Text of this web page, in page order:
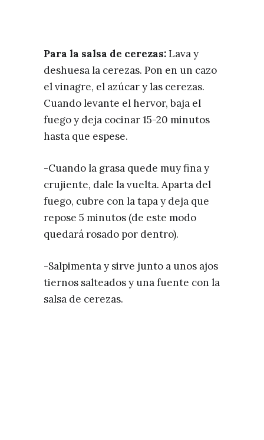
Para la salsa de cerezas:Lava y
deshuesa la cerezas. Pon en un cazo
el vinagre, el azúcar y las cerezas.
Cuando levante el hervor, baja el
fuego y deja cocinar 15-20 minutos
hasta que espese.
-Cuando la grasa quede muy fina y
crujiente, dale la vuelta. Aparta del
fuego, cubre con la tapa y deja que
repose 5 minutos (de este modo
quedará rosado por dentro).
-Salpimenta y sirve junto a unos ajos
tiernos salteados y una fuente con la
salsa de cerezas.